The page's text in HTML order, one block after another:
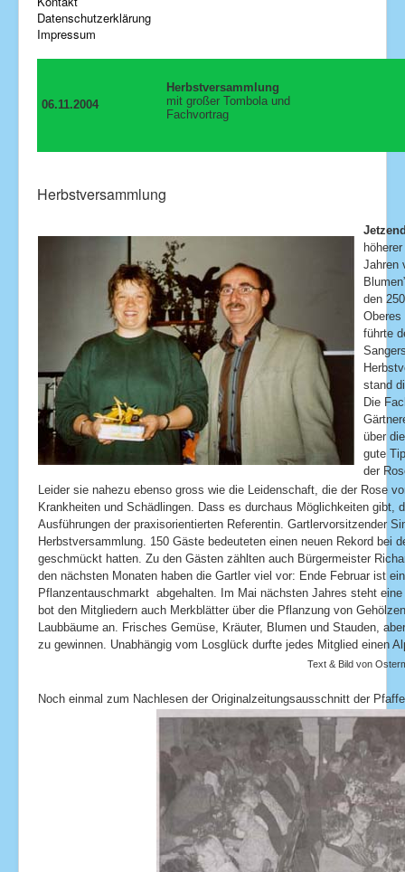
Datenschutzerklärung
Impressum
06.11.2004
Herbstversammlung
mit großer Tombola und
Fachvortrag
Herbstversammlung
Jahren
den
führte
stand
Die
über
gute
der
Leider sie nahezu ebenso gross wie die Leidenschaft, die der Rose
Krankheiten und Schädlingen. Dass es durchaus Möglichkeiten gibt,
Ausführungen der praxisorientierten Referentin. Gartlervorsitzender
Herbstversammlung. 150 Gäste bedeuteten einen neuen Rekord bei
geschmückt hatten. Zu den Gästen zählten auch Bürgermeister
den nächsten Monaten haben die Gartler viel vor: Ende Februar ist
Pflanzentauschmarkt abgehalten. Im Mai nächsten Jahres steht
bot den Mitgliedern auch Merkblätter über die Pflanzung von
Laubbäume an. Frisches Gemüse, Kräuter, Blumen und Stauden,
zu gewinnen. Unabhängig vom Losglück durfte jedes Mitglied einen
Text & Bild von
Noch einmal zum Nachlesen der Originalzeitungsausschnitt der